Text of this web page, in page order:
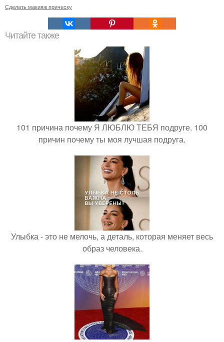
Сделать макияж прическу
Читайте также
101 причина почему Я ЛЮБЛЮ ТЕБЯ подруге. 100
причин почему ты моя лучшая подруга.
Улыбка - это не мелочь, а деталь, которая меняет весь
образ человека.